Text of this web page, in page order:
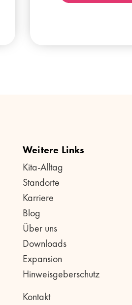
Weitere Links
Kita-Alltag
Standorte
Karriere
Blog
Über uns
Downloads
Expansion
Hinweisgeberschutz
Kontakt